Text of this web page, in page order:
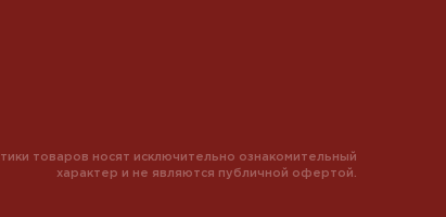
товаров носят исключительно ознакомительный
характер и не являются публичной офертой.